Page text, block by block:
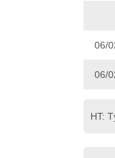
06/
06/
HT: